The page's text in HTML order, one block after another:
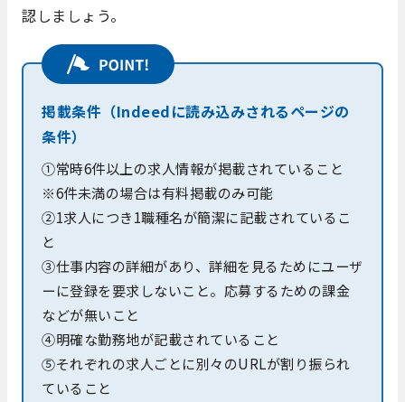
認しましょう。
掲載条件（Indeedに読み込みされるページの
条件）
①常時6件以上の求人情報が掲載されていること
※6件未満の場合は有料掲載のみ可能
②1求人につき1職種名が簡潔に記載されているこ
と
③仕事内容の詳細があり、詳細を見るためにユーザ
ーに登録を要求しないこと。応募するための課金
などが無いこと
④明確な勤務地が記載されていること
⑤それぞれの求人ごとに別々のURLが割り振られ
ていること